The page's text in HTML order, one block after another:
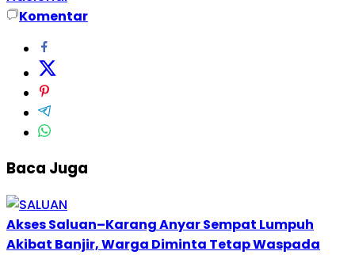
Komentar
Baca Juga
Akses Saluan–Karang Anyar Sempat Lumpuh
Akibat Banjir, Warga Diminta Tetap Waspada